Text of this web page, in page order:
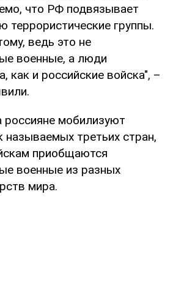
что РФ подвязывает
террористические группы.
ведь это не
военные, а люди
как и российские войска", –
россияне мобилизуют
называемых третьих стран,
приобщаются
военные из разных
мира.